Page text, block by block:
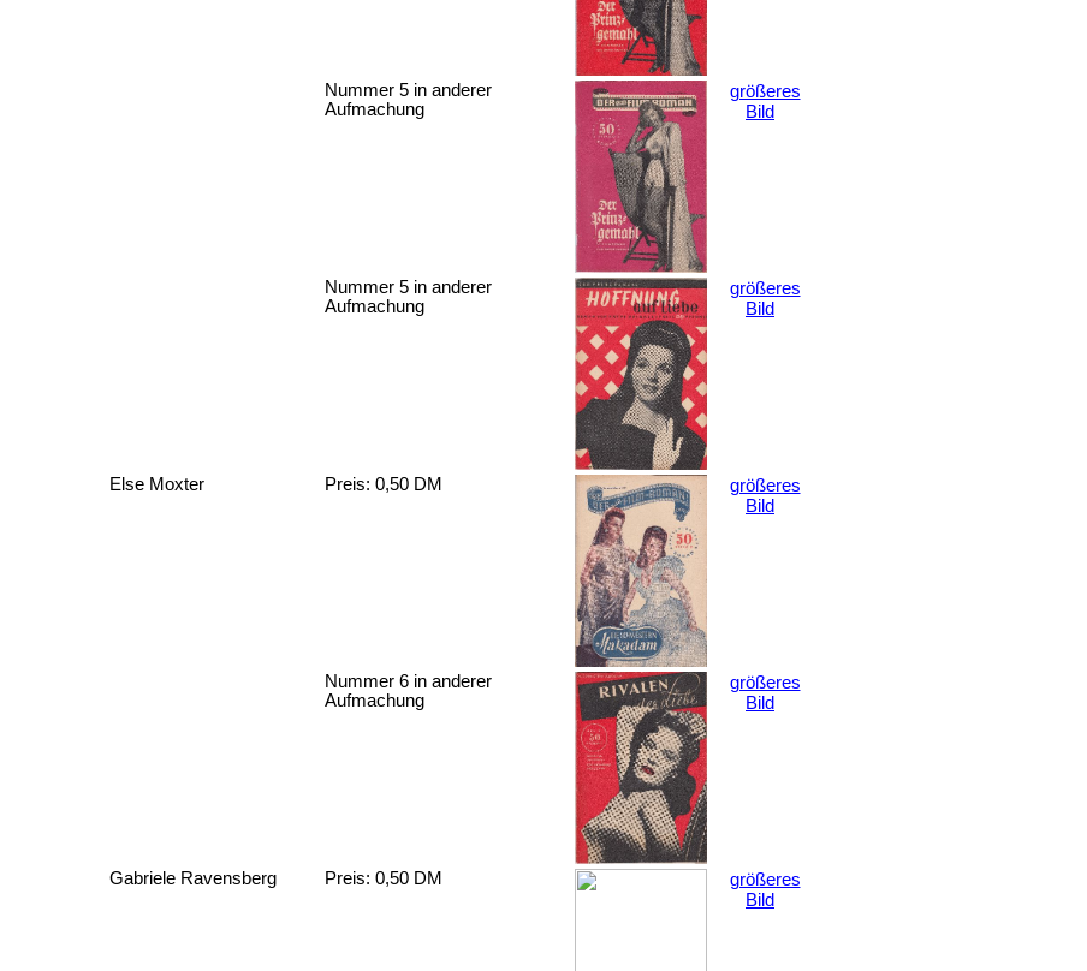
Nummer 5 in anderer
Aufmachung
größeres
Bild
Nummer 5 in anderer
Aufmachung
größeres
Bild
Else Moxter Preis: 0,50 DM
größeres
Bild
Nummer 6 in anderer
Aufmachung
größeres
Bild
Gabriele Ravensberg Preis: 0,50 DM
größeres
Bild